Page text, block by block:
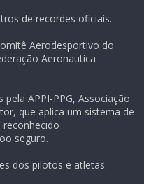
de recordes oficiais.
Aerodesportivo do
Aeronautica
APPI-PPG, Associação
que aplica um sistema de
reconhecido
seguro.
dos pilotos e atletas.